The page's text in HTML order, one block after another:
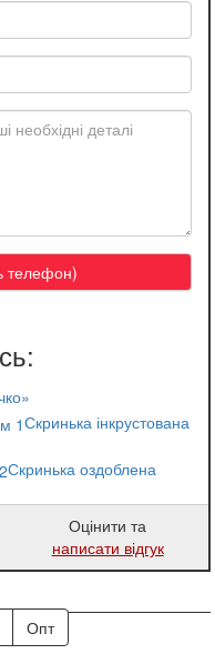
Скринька інкрустована
Скринька оздоблена
Оцінити та
написати відгук
Опт